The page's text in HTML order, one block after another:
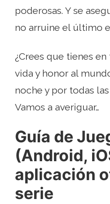
poderosas. Y se
no arruine el último
¿Crees que tienes
vida y honor al
noche y por todas
Vamos a averiguar…
Guía de
(Android,
aplicación
serie